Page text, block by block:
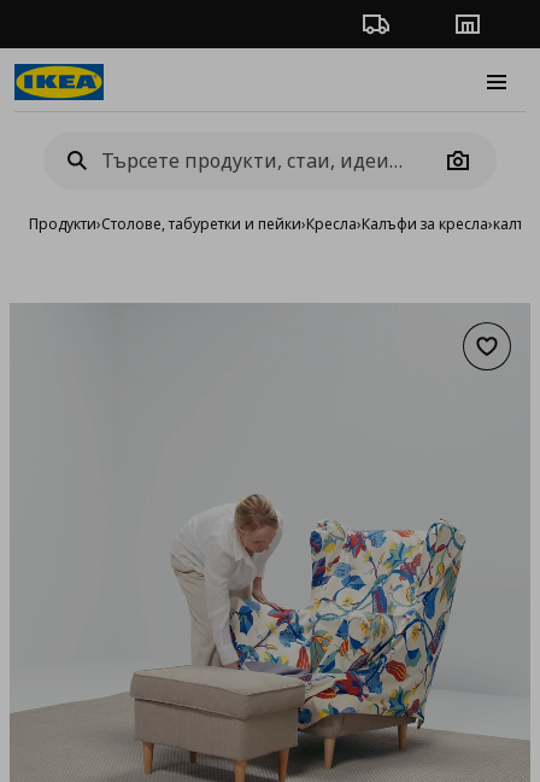
Проследяване на
Camera
Продукти›Столове, табуретки и пейки›Кресла›Калъфи за кресла›калъф